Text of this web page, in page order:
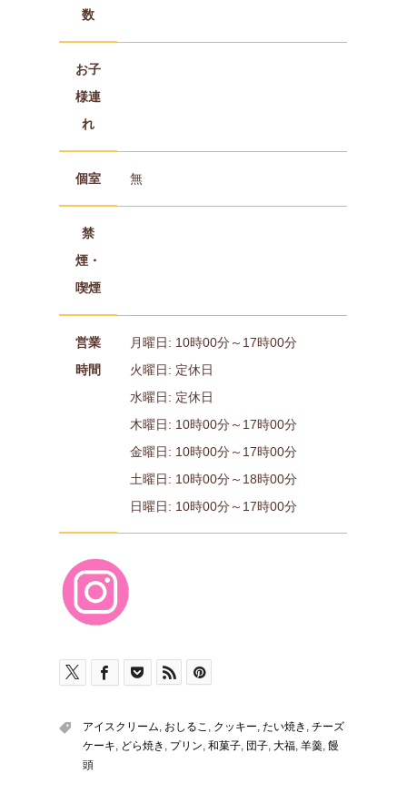
数
お子
様連
れ
個室 無
禁
煙・
喫煙
営業
時間
月曜日: 10時00分～17時00分
火曜日: 定休日
水曜日: 定休日
木曜日: 10時00分～17時00分
金曜日: 10時00分～17時00分
土曜日: 10時00分～18時00分
日曜日: 10時00分～17時00分
アイスクリーム, おしるこ , クッキー, たい焼き , チーズ
ケーキ, どら焼き , プリン, 和菓子, 団子, 大福, 羊羹, 饅
頭